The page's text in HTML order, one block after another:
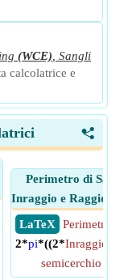
(WCE) Sangli
calcolatrice e
<
Perimetro di
Inraggio e Raggio di
​ LaTeX
Perimetro
2*pi*((2*Inraggio di
semicerchio